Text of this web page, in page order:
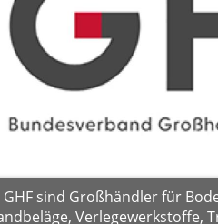
GHF sind Großhändler für
Verlegewerkstoffe,